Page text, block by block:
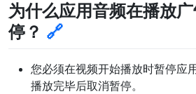
为什么应用音频在播放
停？ 🔗
您必须在视频开始播放时暂停应
播放完毕后取消暂停。